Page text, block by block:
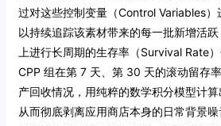
过对这些控制变量（Control Variables）
以持续追踪该素材带来的每一批新增活
上进行长周期的生存率（Survival Rate
CPP 组在第 7 天、第 30 天的滚动留存
产回收情况，用纯粹的数学积分模型计算
从而彻底剥离应用商店本身的日常背景